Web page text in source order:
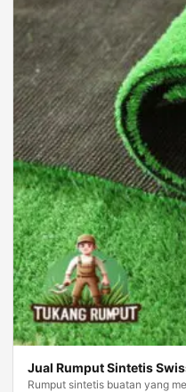
Jual Rumput Sintetis
Rumput sintetis buatan yang